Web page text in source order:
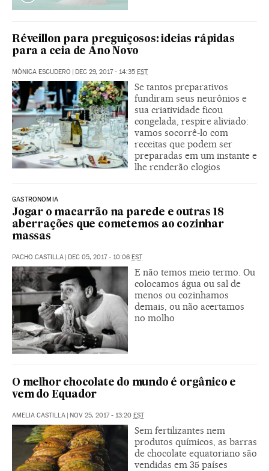
Réveillon para preguiçosos: ideias rápidas
para a ceia de Ano Novo
MÒNICA ESCUDERO | DEC 29, 2017 - 14:35 EST
Se tantos preparativos
fundiram seus neurônios e
sua criatividade ficou
congelada, respire aliviado:
vamos socorrê-lo com
receitas que podem ser
preparadas em um instante e
lhe renderão elogios
GASTRONOMIA
Jogar o macarrão na parede e outras 18
aberrações que cometemos ao cozinhar
massas
PACHO CASTILLA | DEC 05, 2017 - 10:06 EST
E não temos meio termo. Ou
colocamos água ou sal de
menos ou cozinhamos
demais, ou não acertamos
no molho
O melhor chocolate do mundo é orgânico e
vem do Equador
AMELIA CASTILLA | NOV 25, 2017 - 13:20 EST
Sem fertilizantes nem
produtos químicos, as barras
de chocolate equatoriano são
vendidas em 35 países